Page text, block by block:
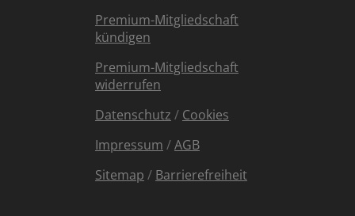
Premium-Mitgliedschaft
kündigen
Premium-Mitgliedschaft
widerrufen
Datenschutz / Cookies
Impressum /AGB
Sitemap / Barrierefreiheit